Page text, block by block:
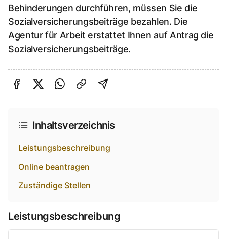
Behinderungen durchführen, müssen Sie die
Sozialversicherungsbeiträge bezahlen. Die
Agentur für Arbeit erstattet Ihnen auf Antrag die
Sozialversicherungsbeiträge.
Auf Facebook teilen
Auf Twitter teilen
Per Link teilen
shareViaEmail
Inhaltsverzeichnis
Leistungsbeschreibung
Online beantragen
Zuständige Stellen
Leistungsbeschreibung